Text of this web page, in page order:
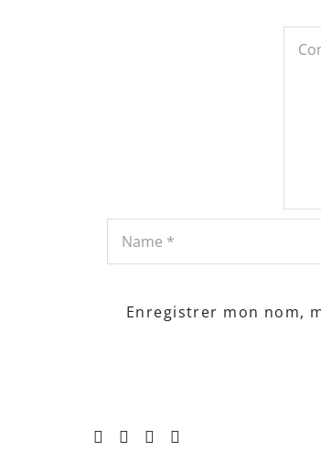
Enregistrer mon nom,